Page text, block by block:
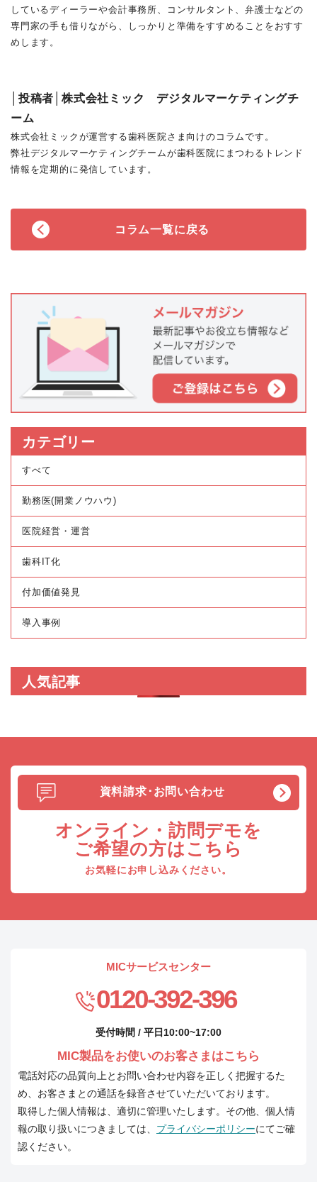
しているディーラーや会計事務所、コンサルタント、弁護士などの
専門家の手も借りながら、しっかりと準備をすすめることをおすす
めします。
│投稿者│株式会社ミック デジタルマーケティングチ
ーム
株式会社ミックが運営する歯科医院さま向けのコラムです。
弊社デジタルマーケティングチームが歯科医院にまつわるトレンド
情報を定期的に発信しています。
コラム一覧に戻る
カテゴリー
すべて
勤務医(開業ノウハウ)
医院経営・運営
歯科IT化
付加価値発見
導入事例
人気記事
資料請求･お問い合わせ
オンライン・訪問デモを
ご希望の方はこちら
お気軽にお申し込みください。
MICサービスセンター
0120-392-396
受付時間 / 平日10:00~17:00
MIC製品をお使いのお客さまはこちら
電話対応の品質向上とお問い合わせ内容を正しく把握するた
め、お客さまとの通話を録音させていただいております。
取得した個人情報は、適切に管理いたします。その他、個人情
報の取り扱いにつきましては、 プライバシーポリシーにてご確
認ください。